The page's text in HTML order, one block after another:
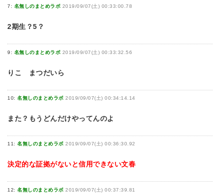
7: 名無しのまとめラボ 2019/09/07(土) 00:33:00.78
2期生？5？
9: 名無しのまとめラボ 2019/09/07(土) 00:33:32.56
りこ まつだいら
10: 名無しのまとめラボ 2019/09/07(土) 00:34:14.14
また？もうどんだけやってんのよ
11: 名無しのまとめラボ 2019/09/07(土) 00:36:30.92
決定的な証拠がないと信用できない文春
12: 名無しのまとめラボ 2019/09/07(土) 00:37:39.81